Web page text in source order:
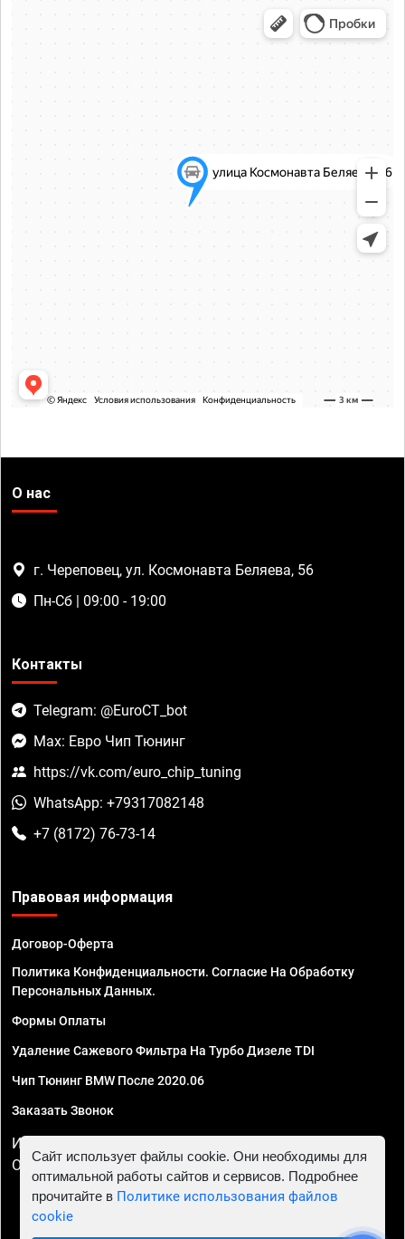
О нас
г. Череповец, ул. Космонавта Беляева, 56
Пн-Сб | 09:00 - 19:00
Контакты
Telegram: @EuroCT_bot
Max: Евро Чип Тюнинг
https://vk.com/euro_chip_tuning
WhatsApp: +79317082148
+7 (8172) 76-73-14
Правовая информация
Договор-Оферта
Политика Конфиденциальности. Согласие На Обработку
Персональных Данных.
Формы Оплаты
Удаление Сажевого Фильтра На Турбо Дизеле TDI
Чип Тюнинг BMW После 2020.06
Заказать Звонок
ИП Смирнов Георгий Павлович. ИНН 781302555843,
ОГРНИП 324470400032610
Сайт использует файлы cookie. Они необходимы для
оптимальной работы сайтов и сервисов. Подробнее
прочитайте в Политике использования файлов
cookie